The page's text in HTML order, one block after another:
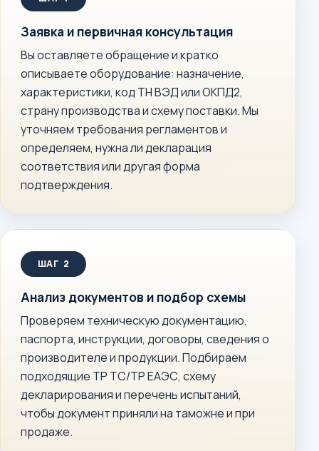
Заявка и первичная консультация
Вы оставляете обращение и кратко
описываете оборудование: назначение,
характеристики, код ТН ВЭД или ОКПД2,
страну производства и схему поставки. Мы
уточняем требования регламентов и
определяем, нужна ли декларация
соответствия или другая форма
подтверждения.
Анализ документов и подбор схемы
Проверяем техническую документацию,
паспорта, инструкции, договоры, сведения о
производителе и продукции. Подбираем
подходящие ТР ТС/ТР ЕАЭС, схему
декларирования и перечень испытаний,
чтобы документ приняли на таможне и при
продаже.